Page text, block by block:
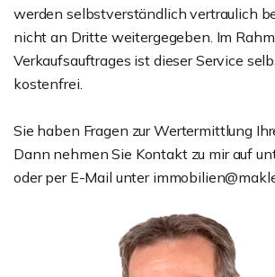
werden selbstverständlich vertraulich
nicht an Dritte weitergegeben. Im
Verkaufsauftrages ist dieser Service
kostenfrei.
Sie haben Fragen zur Wertermittlung
Dann nehmen Sie Kontakt zu mir auf
oder per E-Mail unter